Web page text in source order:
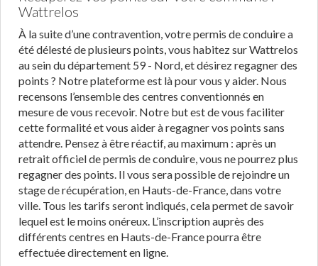
Wattrelos
À la suite d’une contravention, votre permis de conduire a
été délesté de plusieurs points, vous habitez sur Wattrelos
au sein du département 59 - Nord, et désirez regagner des
points ? Notre plateforme est là pour vous y aider. Nous
recensons l’ensemble des centres conventionnés en
mesure de vous recevoir. Notre but est de vous faciliter
cette formalité et vous aider à regagner vos points sans
attendre. Pensez à être réactif, au maximum : après un
retrait officiel de permis de conduire, vous ne pourrez plus
regagner des points. Il vous sera possible de rejoindre un
stage de récupération, en Hauts-de-France, dans votre
ville. Tous les tarifs seront indiqués, cela permet de savoir
lequel est le moins onéreux. L’inscription auprès des
différents centres en Hauts-de-France pourra être
effectuée directement en ligne.